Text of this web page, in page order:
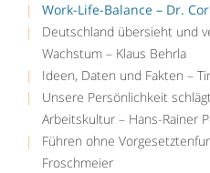
Work-Life-Balance – Dr.
Deutschland übersieht und
Wachstum – Klaus Behrla
Ideen, Daten und Fakten –
Unsere Persönlichkeit
Arbeitskultur – Hans-Rainer
Führen ohne
Froschmeier